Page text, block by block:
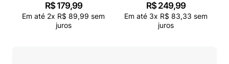
R$ 179,99
Em até 2x R$ 89,99 sem
juros
R$ 249,99
Em até 3x R$ 83,33 sem
juros